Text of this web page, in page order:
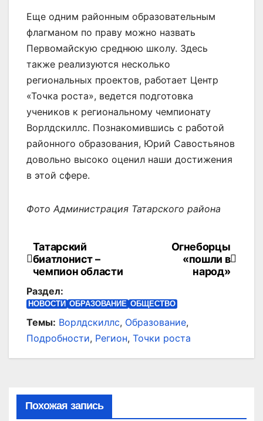
Еще одним районным образовательным
флагманом по праву можно назвать
Первомайскую среднюю школу. Здесь
также реализуются несколько
региональных проектов, работает Центр
«Точка роста», ведется подготовка
учеников к региональному чемпионату
Ворлдскиллс. Познакомившись с работой
районного образования, Юрий Савостьянов
довольно высоко оценил наши достижения
в этой сфере.
Фото Администрация Татарского района
Навигация
по
записям
Огнеборцы
«пошли в
народ»
Татарский
биатлонист –
чемпион области
Раздел:
НОВОСТИ ОБРАЗОВАНИЕ ОБЩЕСТВО
Темы: Ворлдскиллс, Образование,
Подробности, Регион, Точки роста
Похожая запись